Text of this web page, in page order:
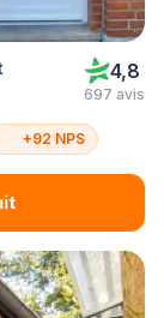
4,8
697 avis
+92 NPS